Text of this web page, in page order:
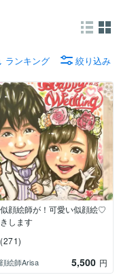
ランキング 絞り込み
顔絵師が！可愛い似顔絵♡
します
(271)
絵師Arisa 5,500 円